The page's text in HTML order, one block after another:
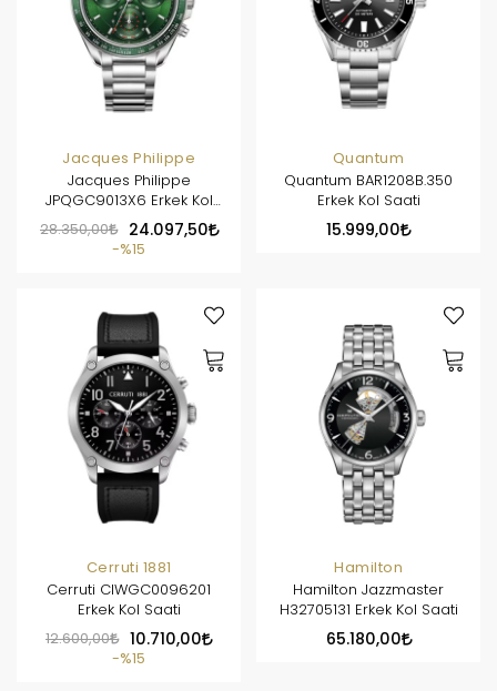
Jacques Philippe
Jacques Philippe
JPQGC9013X6 Erkek Kol
Saati
28.350,00 24.097,50
%15
Quantum
Quantum BAR1208B.350
Erkek Kol Saati
15.999,00
Cerruti 1881
Cerruti CIWGC0096201
Erkek Kol Saati
12.600,00
10.710,00
%15
Hamilton
Hamilton Jazzmaster
H32705131 Erkek Kol Saati
65.180,00